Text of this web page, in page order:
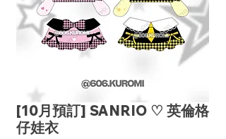
[10月預訂] SANRIO ♡ 英倫格
仔娃衣